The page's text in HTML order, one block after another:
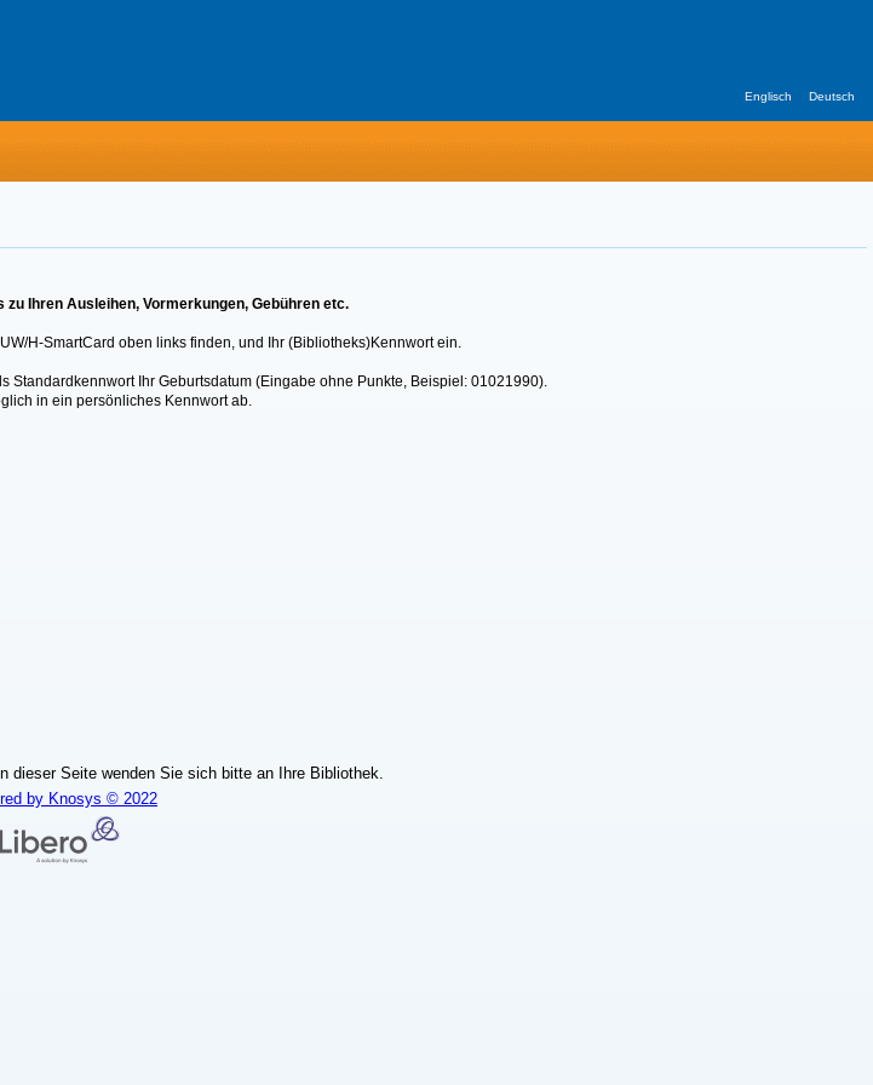
Englisch Deutsch
Ihren Ausleihen, Vormerkungen, Gebühren etc.
H-SmartCard oben links finden, und Ihr (Bibliotheks)Kennwort ein.
Ihr Geburtsdatum (Eingabe ohne Punkte, Beispiel: 01021990).
in ein persönliches Kennwort ab.
dieser Seite wenden Sie sich bitte an Ihre Bibliothek.
by Knosys © 2022